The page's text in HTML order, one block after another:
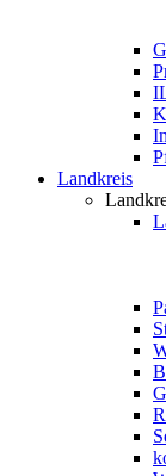
Landkreis